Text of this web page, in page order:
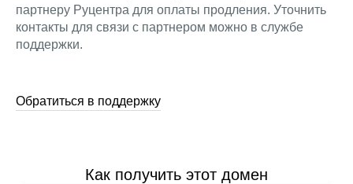
партнеру Руцентра для оплаты продления. Уточнить
контакты для связи с партнером можно в службе
поддержки.
Обратиться в поддержку
Как получить этот домен